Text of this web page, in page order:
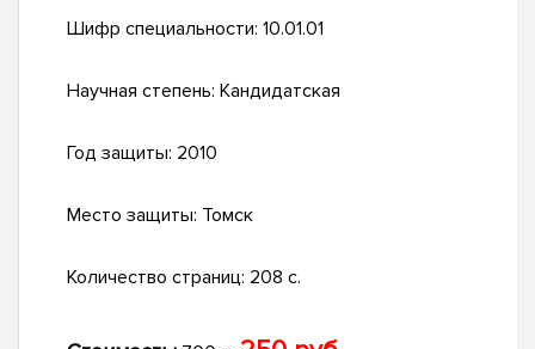
Шифр специальности: 10.01.01
Научная степень: Кандидатская
Год защиты: 2010
Место защиты: Томск
Количество страниц: 208 с.